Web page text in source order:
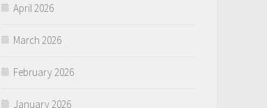
April 2026
March 2026
February 2026
January 2026